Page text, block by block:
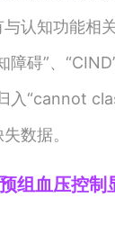
认知功能相
障碍”、
入“cannot
数据。
组血压控制